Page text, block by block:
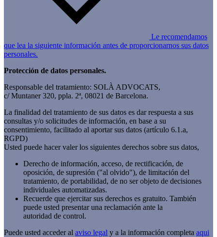
Le recomendamos
que lea la siguiente información antes de proporcionarnos sus datos
personales.
Protección de datos personales.
Responsable del tratamiento: SOLÀ ADVOCATS,
c/ Muntaner 320, ppla. 2ª, 08021 de Barcelona.
La finalidad del tratamiento de sus datos es dar respuesta a sus
consultas y/o solicitudes de información, en base a su
consentimiento, facilitado al aportar sus datos (artículo 6.1.a,
RGPD)
Usted puede hacer valer los siguientes derechos sobre sus datos,
Derecho de información, acceso, de rectificación, de
oposición, de supresión ("al olvido"), de limitación del
tratamiento, de portabilidad, de no ser objeto de decisiones
individuales automatizadas.
Recuerde que ejercitar sus derechos es gratuito. También
puede usted presentar una reclamación ante la
autoridad de control.
Puede usted acceder al aviso legal y a la información completa aqui